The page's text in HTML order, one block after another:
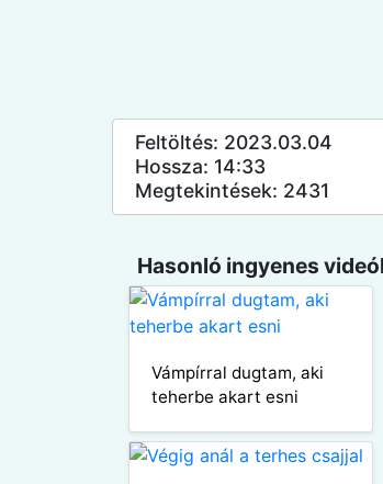
Feltöltés: 2023.03.04
Hossza: 14:33
Megtekintések: 2431
Hasonló ingyenes
Vámpírral dugtam, aki
teherbe akart esni